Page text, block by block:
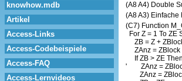
knowhow.mdb
Artikel
Access-Links
Access-Codebeispiele
Access-FAQ
Access-Lernvideos
(A8 A4) Double
(A8 A3)
(C7) Function
For Z = 1 To ZE
ZB = Z +
ZAnz = ZBlock
If ZB > ZE Then
' ZAnz = ZBlock
ZAnz = ZBlock